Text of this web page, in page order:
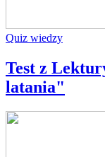
Quiz wiedzy
Test z
latania"